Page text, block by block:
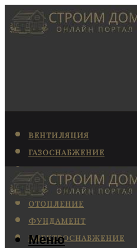
ВЕНТИЛЯЦИЯ
ГАЗОСНАБЖЕНИЕ
КАНАЛИЗАЦИЯ
КОНДИЦИОНИРОВАНИЕ
ОТОПЛЕНИЕ
ФУНДАМЕНТ
ЭЛЕКТРОСНАБЖЕНИЕ
Меню